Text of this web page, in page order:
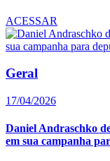
ACESSAR
Geral
17/04/2026
Daniel Andraschko
em sua campanha